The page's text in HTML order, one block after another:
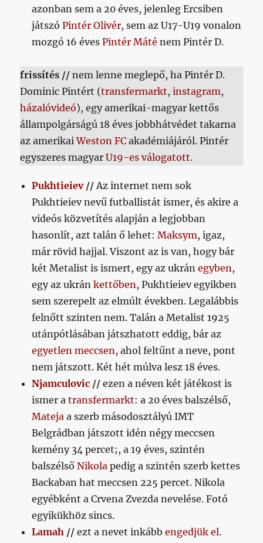
azonban sem a 20 éves, jelenleg Ercsiben
játszóPintér Olivér, sem az U17-U19 vonalon
mozgó 16 évesPintér Máté nem Pintér D.
frissítés // nem lenne meglepő, ha Pintér D.
Dominic Pintért (transfermarkt,instagram,
házalóvideó), egy amerikai-magyar kettős
állampolgárságú 18 éves jobbhátvédet takarna
az amerikaiWeston FC akadémiájáról. Pintér
egyszeres magyarU19-es válogatott.
Pukhtieiev// Az internet nem sok
Pukhtieiev nevű futballistát ismer, és akire a
videós közvetítés alapján a legjobban
hasonlít, azt talán ő lehet:Maksym, igaz,
már rövid hajjal. Viszont az is van, hogy bár
két Metalist is ismert, egy az ukránegyben ,
egy az ukránkettőben , Pukhtieiev egyikben
sem szerepelt az elmúlt években. Legalábbis
felnőtt szinten nem. Talán a Metalist 1925
utánpótlásában játszhatott eddig, bár az
egyetlen meccsen , ahol feltűnt a neve, pont
nem játszott. Két hét múlva lesz 18 éves.
Njamculovic // ezen a néven két játékost is
ismer atransfermarkt: a 20 éves balszélső,
Mateja a szerb másodosztályú IMT
Belgrádban játszott idén négy meccsen
kemény 34 percet;, a 19 éves, szintén
balszélsőNikola pedig a szintén szerb kettes
Backaban hat meccsen 225 percet. Nikola
egyébként a Crvena Zvezda nevelése. Fotó
egyikükhöz sincs.
Lamah //ezt a nevet inkábbengedjük el.